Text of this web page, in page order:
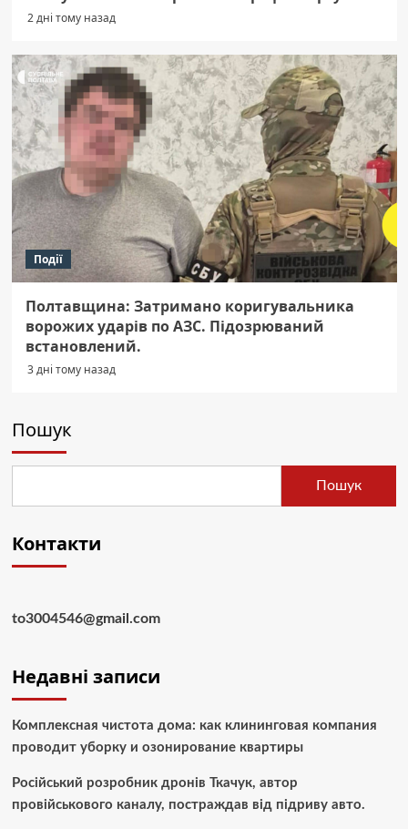
2 дні тому назад
Події
Полтавщина: Затримано коригувальника
ворожих ударів по АЗС. Підозрюваний
встановлений.
3 дні тому назад
Пошук
Пошук
Контакти
to3004546@gmail.com
Недавні записи
Комплексная чистота дома: как клининговая компания
проводит уборку и озонирование квартиры
Російський розробник дронів Ткачук, автор
провійськового каналу, постраждав від підриву авто.